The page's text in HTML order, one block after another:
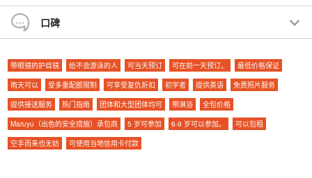
卡比拉湾 SUP/划独木舟和蓝洞浮潜
由于您将游览石垣岛最受欢迎的两个景点，因此只需预约即可制定
当天的计划！
在游览过程中，导游会用特制的防水相机为您拍照，并免费为您提
供数据。
建议。
口碑
带眼镜的护目镜 给不会游泳的人 可当天预订 可在前一天预订。
最低价格保证
雨天可以
受多重配额限制 可享受复仇折扣 初学者 提供英语
免费照片服务
提供接送服务
热门指南 团体和大型团体均可 带淋浴
全包价格
Maruyu（出色的安全措施）承包商
5 岁可参加 6-9 岁可以参加。
可以包租
空手而来也无妨
可使用当地信用卡付款